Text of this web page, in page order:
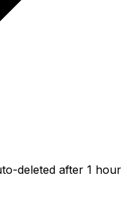
deleted after 1 hour